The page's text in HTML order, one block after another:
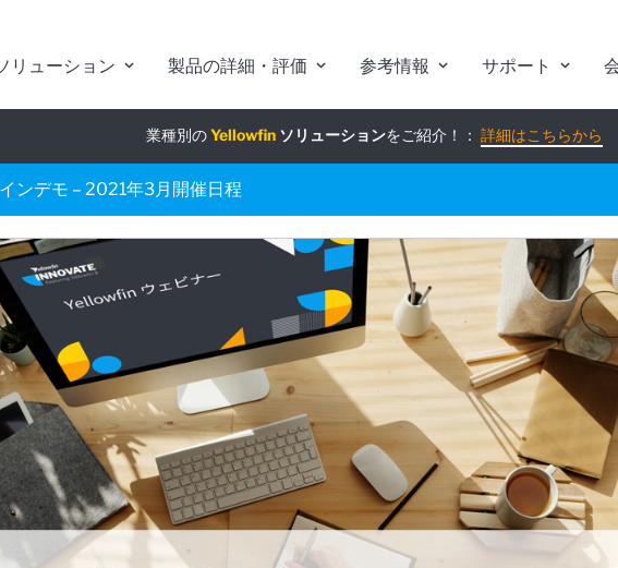
リューション 製品の詳細・評価 参考情報 サポート
業種別のYellowfinソリューションをご紹介！： 詳細はこちらから
組み込みアナリティクス究極ガイド：詳細はこちらから
ンデモ – 2021年3月開催日程